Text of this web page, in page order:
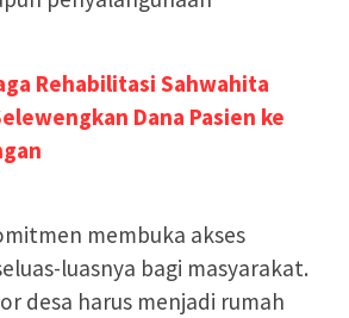
Rehabilitasi Sahwahita
Dana Pasien ke
membuka akses
luasnya bagi masyarakat.
desa harus menjadi rumah